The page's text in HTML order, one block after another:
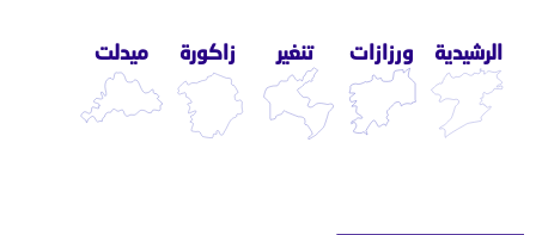
الرشيدية ورزازات تنغير زاكورة ميدلت